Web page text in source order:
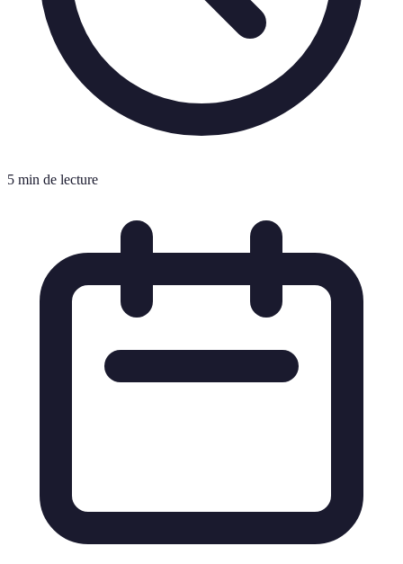
5 min de lecture